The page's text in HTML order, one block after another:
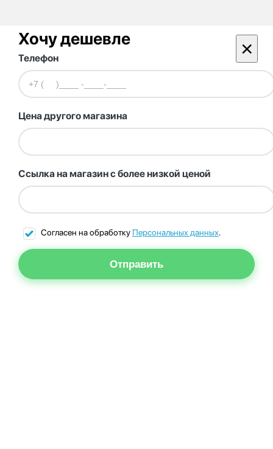
Хочу дешевле ×
Телефон
Цена другого магазина
Ссылка на магазин с более низкой ценой
Согласен на обработку Персональных данных.
Отправить